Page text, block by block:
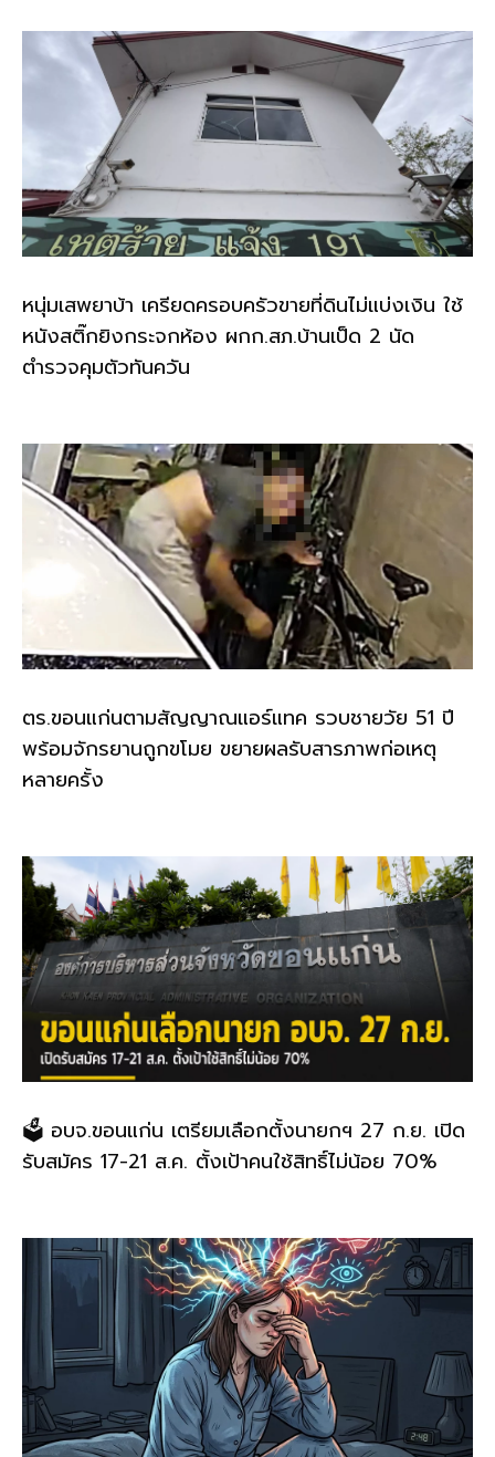
k
หนุ่มเสพยาบ้า เครียดครอบครัวขายที่ดินไม่แบ่งเงิน ใช้
หนังสติ๊กยิงกระจกห้อง ผกก.สภ.บ้านเป็ด 2 นัด
ตำรวจคุมตัวทันควัน
ตร.ขอนแก่นตามสัญญาณแอร์แทค รวบชายวัย 51 ปี
พร้อมจักรยานถูกขโมย ขยายผลรับสารภาพก่อเหตุ
หลายครั้ง
🗳️ อบจ.ขอนแก่น เตรียมเลือกตั้งนายกฯ 27 ก.ย. เปิด
รับสมัคร 17-21 ส.ค. ตั้งเป้าคนใช้สิทธิ์ไม่น้อย 70%